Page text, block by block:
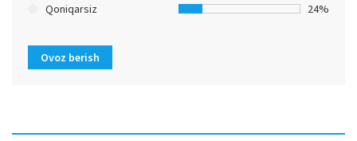
Qoniqarsiz 24%
Ovoz berish